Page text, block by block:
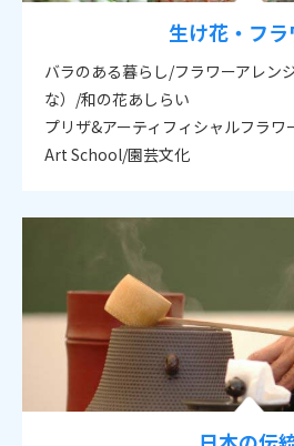
生け花・フラ
バラのある暮らし/フラワーアレン
な）/和の花あしらい
プリザ&アーティフィシャルフラ
Art School/園芸文化